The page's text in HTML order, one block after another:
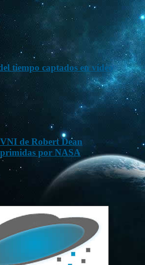
tiempo captados en vídeo
de Robert Dean
por NASA